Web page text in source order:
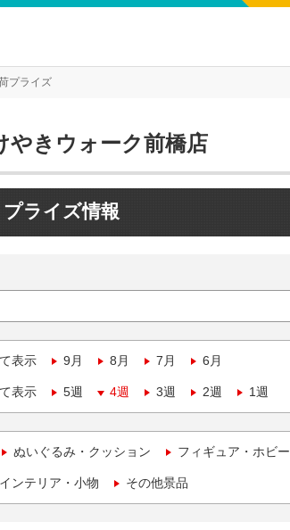
プライズ
やきウォーク前橋店
プライズ情報
表示 9月 8月 7月 6月
表示 5週 4週 3週 2週 1週
ぬいぐるみ・クッション フィギュア・ホビー
ンテリア・小物 その他景品